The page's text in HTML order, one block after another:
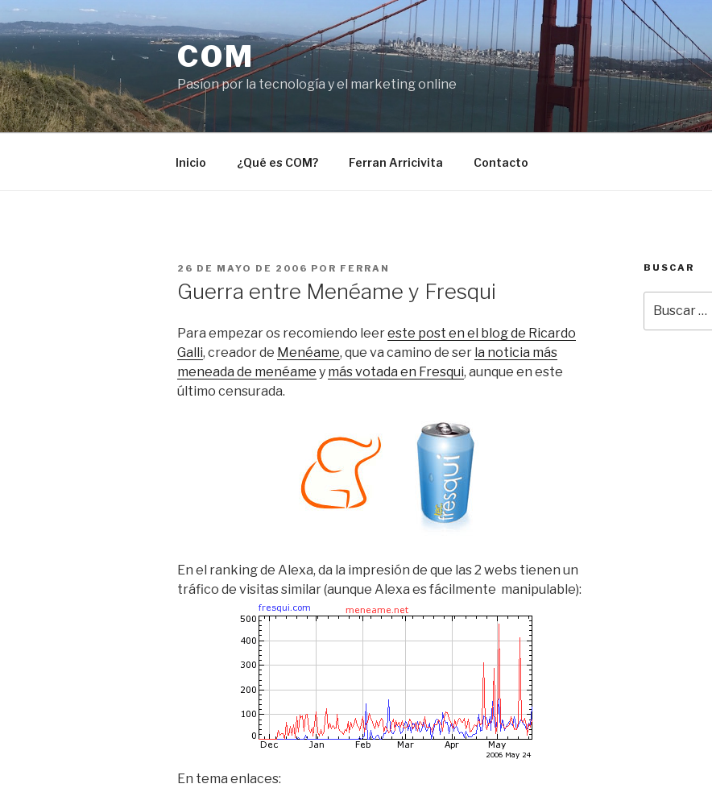
Saltar
al
contenido
COM
Pasíon por la tecnología y el marketing online
Inicio ¿Qué es COM? Ferran Arricivita Contacto
PUBLICADO
26 DE MAYO DE 2006 POR FERRAN
Guerra entre Menéame y Fresqui
Para empezar os recomiendo leereste post en el blog de Ricardo
Galli, creador de Menéame, que va camino de ser la noticia más
meneada de menéame y más votada en Fresqui, aunque en este
último censurada.
En el ranking de Alexa, da la impresión de que las 2 webs tienen un
tráfico de visitas similar (aunque Alexa es fácilmente manipulable):
En tema enlaces:
BUSCAR
por: